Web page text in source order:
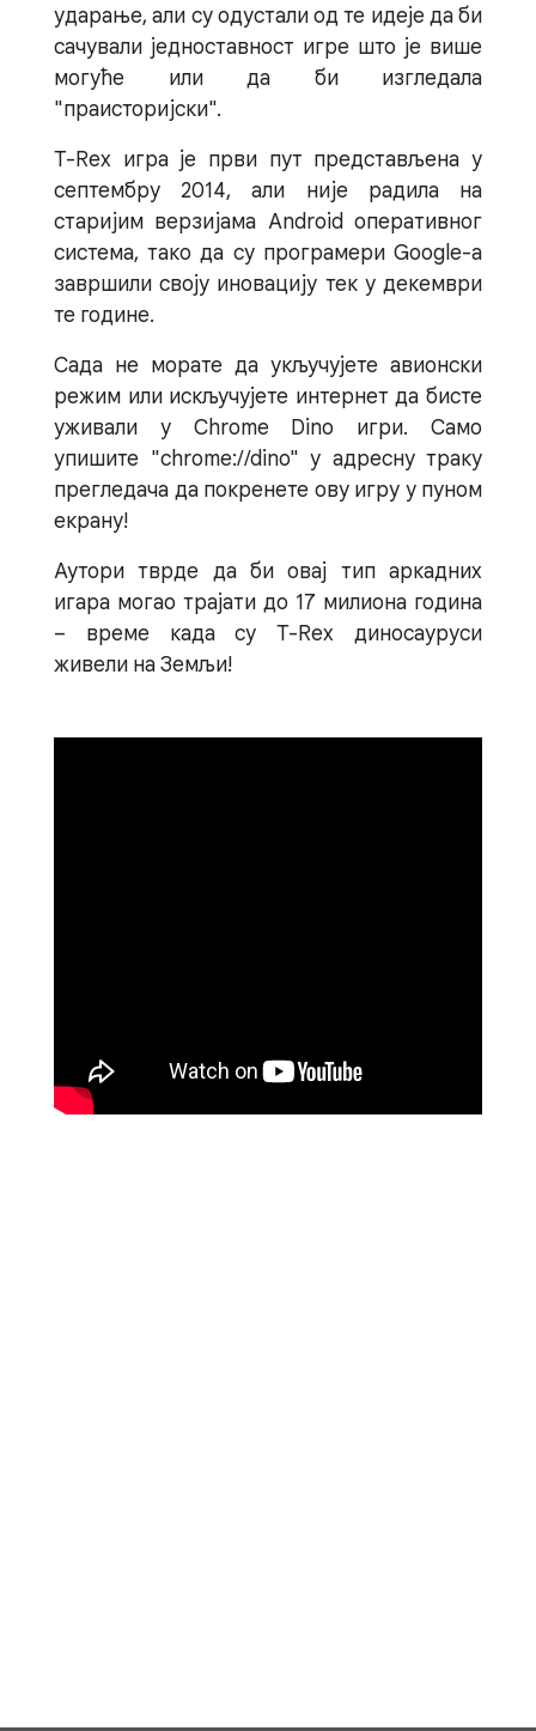
ударање, али су одустали од те идеје да би
сачували једноставност игре што је више
могуће или да би изгледала
"праисторијски".
T-Rex игра је први пут представљена у
септембру 2014, али није радила на
старијим верзијама Android оперативног
система, тако да су програмери Google-а
завршили своју иновацију тек у декември
те године.
Сада не морате да укључујете авионски
режим или искључујете интернет да бисте
уживали у Chrome Dino игри. Само
упишите "chrome://dino" у адресну траку
прегледача да покренете ову игру у пуном
екрану!
Аутори тврде да би овај тип аркадних
игара могао трајати до 17 милиона година
– време када су T-Rex диносауруси
живели на Земљи!